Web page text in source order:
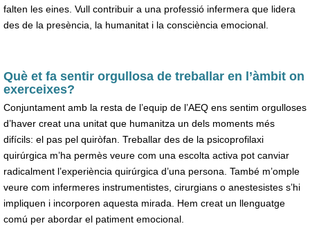
falten les eines. Vull contribuir a una professió infermera que lidera
des de la presència, la humanitat i la consciència emocional.
Què et fa sentir orgullosa de treballar en l’àmbit on
exerceixes?
Conjuntament amb la resta de l’equip de l’AEQ ens sentim orgulloses
d’haver creat una unitat que humanitza un dels moments més
difícils: el pas pel quiròfan. Treballar des de la psicoprofilaxi
quirúrgica m’ha permès veure com una escolta activa pot canviar
radicalment l’experiència quirúrgica d’una persona. També m’omple
veure com infermeres instrumentistes, cirurgians o anestesistes s’hi
impliquen i incorporen aquesta mirada. Hem creat un llenguatge
comú per abordar el patiment emocional.